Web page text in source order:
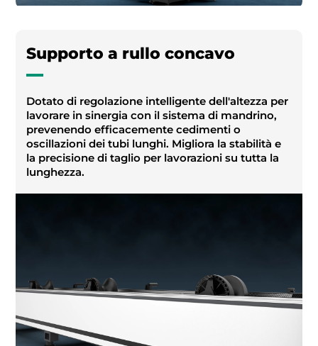
Supporto a rullo concavo
Dotato di regolazione intelligente dell'altezza per
lavorare in sinergia con il sistema di mandrino,
prevenendo efficacemente cedimenti o
oscillazioni dei tubi lunghi. Migliora la stabilità e
la precisione di taglio per lavorazioni su tutta la
lunghezza.